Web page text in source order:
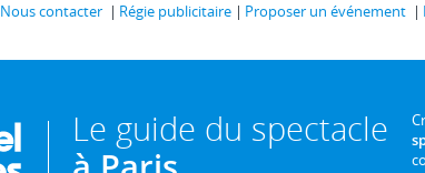
Nous contacter Régie publicitaire Proposer un événement
Le guide du spectacle